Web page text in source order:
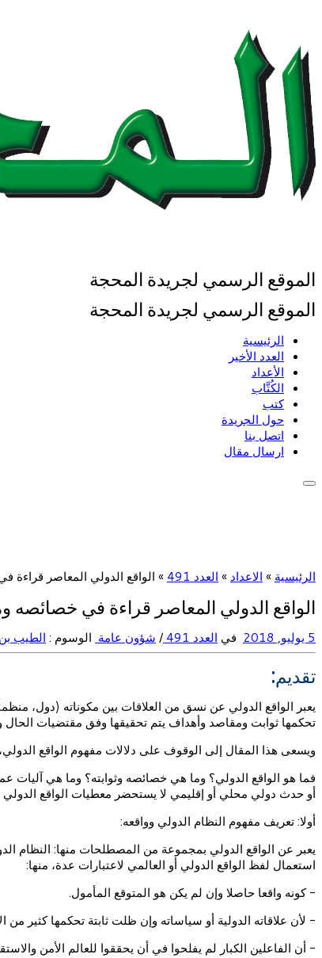
الموقع الرسمي لجريدة المحجة
الموقع الرسمي لجريدة المحجة
الرئيسية
العدد الأخير
الأعداد
الكُتَّاب
كتب
حول الجريدة
اتصل بنا
ارسال مقال
الرئيسية » الاعداد » العدد 491 » الواقع الدولي المعاصر قراءة في
الواقع الدولي المعاصر قراءة في خصائصه
5 يوليو, 2018 في العدد 491 / شؤون عامة الوسوم : الطيب بن
تقديم:
يعبر الواقع الدولي عن نسق من العلاقات بين مكوناته (دول،
تحكمها ثوابت ومقاصد وأهداف يتم تحقيقها وفق مقتضيات الحال
ويسعى هذا المقال إلى الوقوف على دلالات مفهوم الواقع الدولي،
فما هو الواقع الدولي؟ وما هي خصائصه وثوابته؟ وما هي آليات
أو حدث دولي محلي أو إقليمي لا يستحضر معطيات الواقع الدولي
أولا: تعريف مفهوم النظام الدولي وواقعه:
يعبر عن الواقع الدولي بمجموعة من المصطلحات منها: النظام
استعمال لفظ الواقع الدولي أو العالمي لاعتبارات عدة، منها:
- كونه واقعا حاصلا وإن لم يكن هو المتوقع المأمول.
- لأن علاقاته الدولية أو سياساته وإن ظلت ثابتة تحكمها كثير من
- أن الفاعلين الكبار لم يفلحوا في أن يحققوا للعالم الأمن